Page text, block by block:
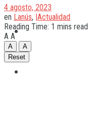
Quilmes
4 agosto, 2023
en Lanús, |Actualidad
Reading Time: 1 mins read
A A
A
A
Reset